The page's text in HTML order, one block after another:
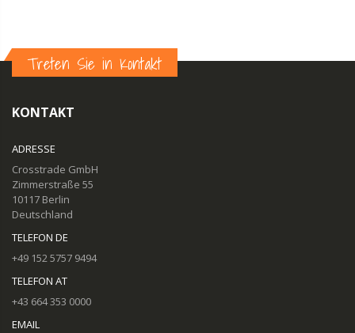
Treten Sie in Kontakt
KONTAKT
ADRESSE
Crosstrade GmbH
Zimmerstraße 55
10117 Berlin
Deutschland
TELEFON DE
+49 152 5757 9494
TELEFON AT
+43 664 353 0000
EMAIL